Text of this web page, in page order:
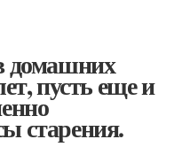
домашних
пусть еще и
старения.